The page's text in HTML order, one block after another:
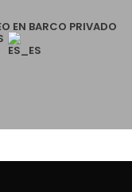
EN BARCO PRIVADO